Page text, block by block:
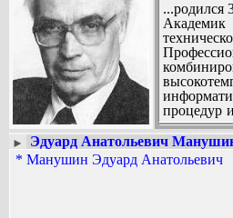
...родился
Академик
процедур
Вадим
► Эдуард Анатольевич
* Манушин Эдуард Анатольевич